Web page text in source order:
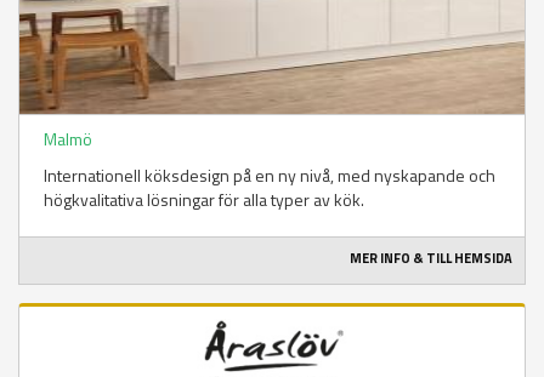
Malmö
Internationell köksdesign på en ny nivå, med nyskapande och
högkvalitativa lösningar för alla typer av kök.
MER INFO & TILL HEMSIDA